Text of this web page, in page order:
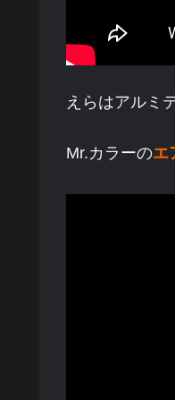
えらはアルミ
Mr.カラーのエ